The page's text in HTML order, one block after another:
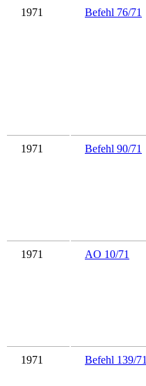
1971 Befehl 76/71
1971 Befehl 90/71
1971 AO 10/71
1971 Befehl 139/71